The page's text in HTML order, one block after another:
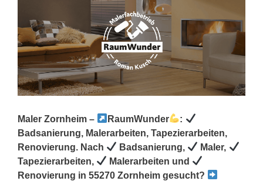
Maler Zornheim – RaumWunder
:
Badsanierung, Malerarbeiten, Tapezierarbeiten,
Renovierung. Nach
Badsanierung,
Maler,
Tapezierarbeiten,
Malerarbeiten und
Renovierung in 55270 Zornheim gesucht?